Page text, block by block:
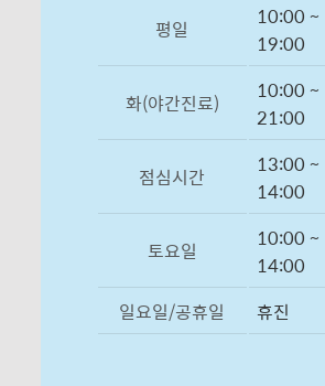
평일
10:00 ~
19:00
화(야간진료)
10:00 ~
21:00
점심시간
13:00 ~
14:00
토요일
10:00 ~
14:00
일요일/공휴일
휴진